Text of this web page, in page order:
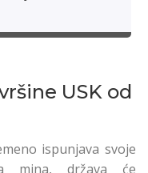
USK od
ispunjava svoje
mina, država će